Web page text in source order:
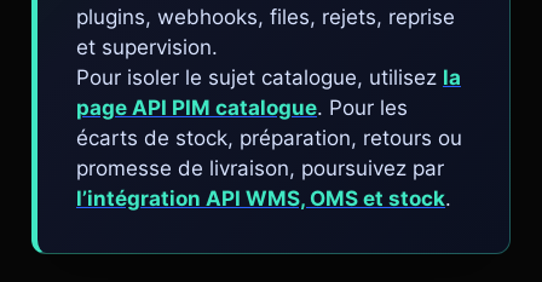
plugins, webhooks, files, rejets, reprise
et supervision.
Pour isoler le sujet catalogue, utilisez la
page API PIM catalogue. Pour les
écarts de stock, préparation, retours ou
promesse de livraison, poursuivez par
l’intégration API WMS, OMS et stock.